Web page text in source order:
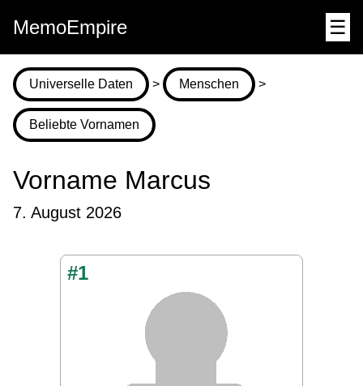
MemoEmpire ☰
Universelle Daten > Menschen >
Beliebte Vornamen
Vorname Marcus
7. August 2026
#1